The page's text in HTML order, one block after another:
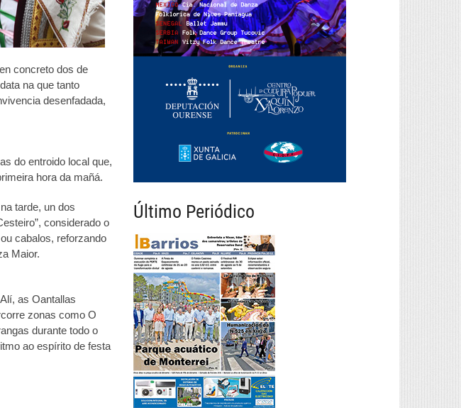
concreto dos de
na que tanto
desenfadada,
do entroido local que,
hora da mañá.
tarde, un dos
considerado o
cabalos, reforzando
Maior.
as Oantallas
zonas como O
durante todo o
ao espírito de festa
Último Periódico